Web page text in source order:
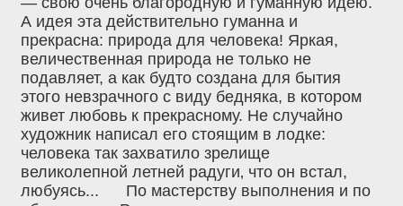
А идея эта действительно гуманна и
прекрасна: природа для человека! Яркая,
величественная природа не только не
подавляет, а как будто создана для бытия
этого невзрачного с виду бедняка, в котором
живет любовь к прекрасному. Не случайно
художник написал его стоящим в лодке:
человека так захватило зрелище
великолепной летней радуги‚ что он встал,
любуясь... По мастерству выполнения и по